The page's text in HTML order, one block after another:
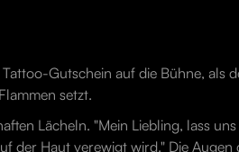
Gutschein auf die Bühne, als
setzt.
Lächeln. "Mein Liebling, lass
der Haut verewigt wird." Die Augen